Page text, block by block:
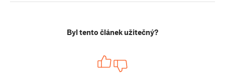
Byl tento článek užitečný?